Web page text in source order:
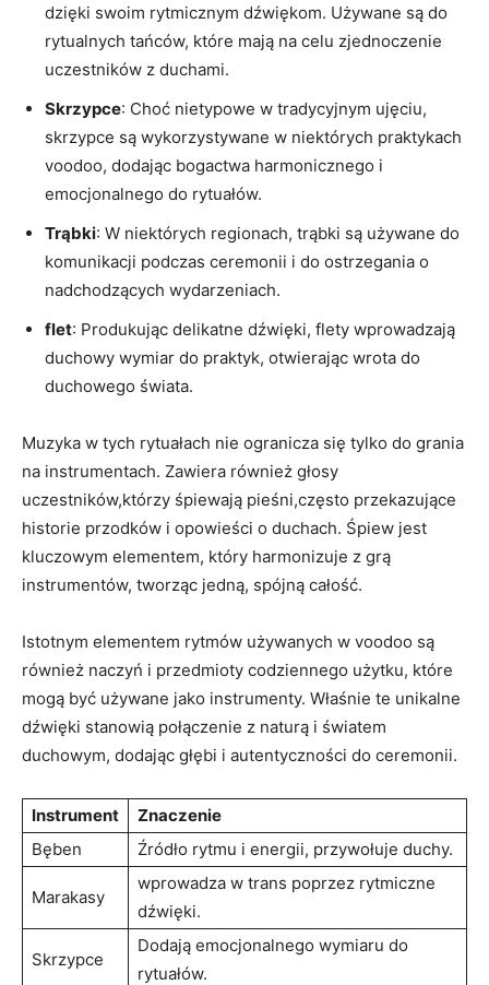
dzięki swoim rytmicznym dźwiękom. Używane są do
rytualnych tańców, które mają na celu zjednoczenie
uczestników z duchami.
Skrzypce: Choć nietypowe w tradycyjnym ujęciu,
skrzypce są wykorzystywane w niektórych praktykach
voodoo, dodając bogactwa harmonicznego i
emocjonalnego do rytuałów.
Trąbki: W niektórych regionach, trąbki są używane do
komunikacji podczas ceremonii i do ostrzegania o
nadchodzących wydarzeniach.
flet: Produkując delikatne dźwięki, flety wprowadzają
duchowy wymiar do praktyk, otwierając wrota do
duchowego świata.
Muzyka w tych rytuałach nie ogranicza się tylko do grania
na instrumentach. Zawiera również głosy
uczestników,którzy śpiewają pieśni,często przekazujące
historie przodków i opowieści o duchach. Śpiew jest
kluczowym elementem, który harmonizuje z grą
instrumentów, tworząc jedną, spójną całość.
Istotnym elementem rytmów używanych w voodoo są
również naczyń i przedmioty codziennego użytku, które
mogą być używane jako instrumenty. Właśnie te unikalne
dźwięki stanowią połączenie z naturą i światem
duchowym, dodając głębi i autentyczności do ceremonii.
Instrument
Znaczenie
Bęben
Źródło rytmu i energii, przywołuje duchy.
Marakasy
wprowadza w trans poprzez rytmiczne
dźwięki.
Skrzypce
Dodają emocjonalnego wymiaru do
rytuałów.